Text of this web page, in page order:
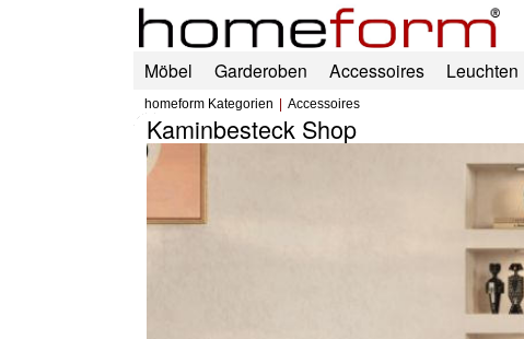
Möbel Garderoben Accessoires Leuchten
homeform Kategorien Accessoires
Kaminbesteck Shop